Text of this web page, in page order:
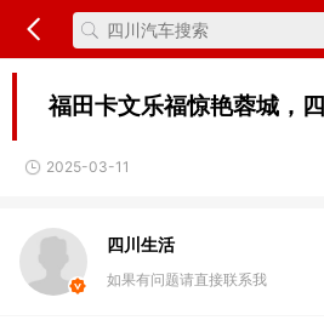
福田卡文乐福惊艳蓉城，
2025-03-11
四川生活
如果有问题请直接联系我